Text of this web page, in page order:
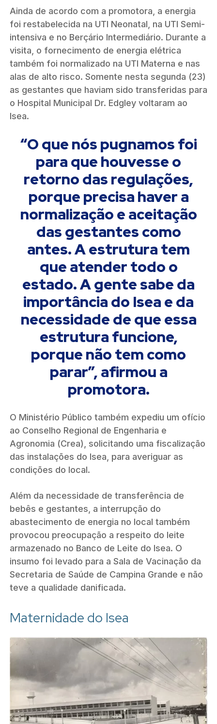
Ainda de acordo com a promotora, a energia
foi restabelecida na UTI Neonatal, na UTI Semi-
intensiva e no Berçário Intermediário. Durante a
visita, o fornecimento de energia elétrica
também foi normalizado na UTI Materna e nas
alas de alto risco. Somente nesta segunda (23)
as gestantes que haviam sido transferidas para
o Hospital Municipal Dr. Edgley voltaram ao
Isea.
“O que nós pugnamos foi
para que houvesse o
retorno das regulações,
porque precisa haver a
normalização e aceitação
das gestantes como
antes. A estrutura tem
que atender todo o
estado. A gente sabe da
importância do Isea e da
necessidade de que essa
estrutura funcione,
porque não tem como
parar”, afirmou a
promotora.
O Ministério Público também expediu um ofício
ao Conselho Regional de Engenharia e
Agronomia (Crea), solicitando uma fiscalização
das instalações do Isea, para averiguar as
condições do local.
Além da necessidade de transferência de
bebês e gestantes, a interrupção do
abastecimento de energia no local também
provocou preocupação a respeito do leite
armazenado no Banco de Leite do Isea. O
insumo foi levado para a Sala de Vacinação da
Secretaria de Saúde de Campina Grande e não
teve a qualidade danificada.
Maternidade do Isea